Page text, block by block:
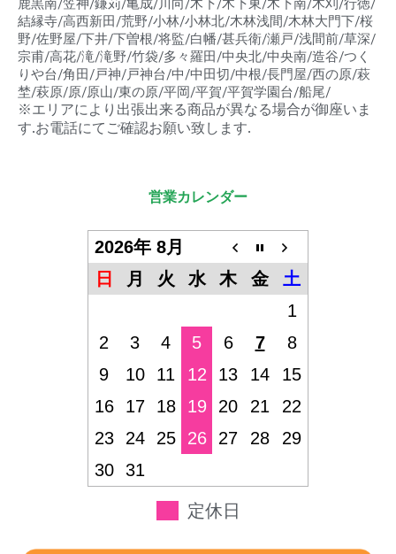
鹿黒南/笠神/鎌苅/亀成/川向/木下/木下東/木下南/木刈/行徳/
結縁寺/高西新田/荒野/小林/小林北/木林浅間/木林大門下/桜
野/佐野屋/下井/下曽根/将監/白幡/甚兵衛/瀬戸/浅間前/草深/
宗甫/高花/滝/滝野/竹袋/多々羅田/中央北/中央南/造谷/つく
りや台/角田/戸神/戸神台/中/中田切/中根/長門屋/西の原/萩
埜/萩原/原/原山/東の原/平岡/平賀/平賀学園台/船尾/
※エリアにより出張出来る商品が異なる場合が御座いま
す.お電話にてご確認お願い致します.
営業カレンダー
2026年 8月
日
月 火 水 木 金
土
1
2
3 4 5 6 7
8
9
10 11 12 13 14
15
16
17 18 19 20 21
22
23
24 25 26 27 28
29
30
31
定休日